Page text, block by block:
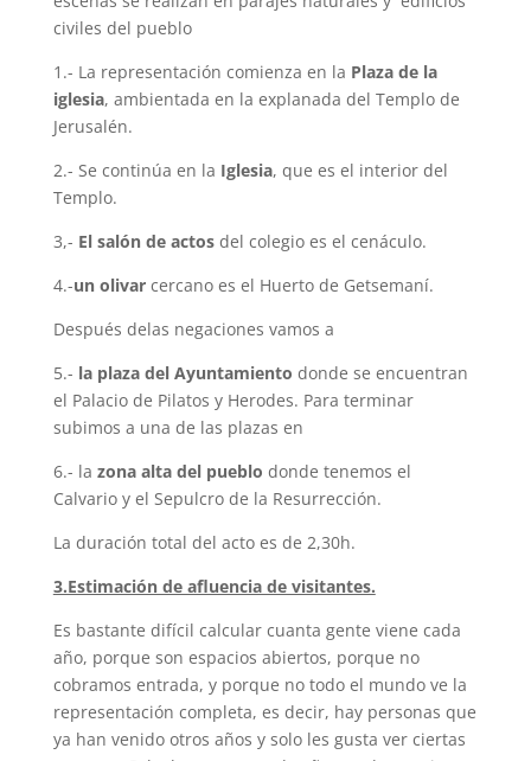
civiles del pueblo
1.- La representación comienza en la Plaza de la
iglesia, ambientada en la explanada del Templo de
Jerusalén.
2.- Se continúa en la Iglesia, que es el interior del
Templo.
3,- El salón de actosdel colegio es el cenáculo.
4.-un olivarcercano es el Huerto de Getsemaní.
Después delas negaciones vamos a
5.- la plaza del Ayuntamiento donde se encuentran
el Palacio de Pilatos y Herodes. Para terminar
subimos a una de las plazas en
6.- la zona alta del pueblo donde tenemos el
Calvario y el Sepulcro de la Resurrección.
La duración total del acto es de 2,30h.
3.Estimación de afluencia de visitantes.
Es bastante difícil calcular cuanta gente viene cada
año, porque son espacios abiertos, porque no
cobramos entrada, y porque no todo el mundo ve la
representación completa, es decir, hay personas que
ya han venido otros años y solo les gusta ver ciertas